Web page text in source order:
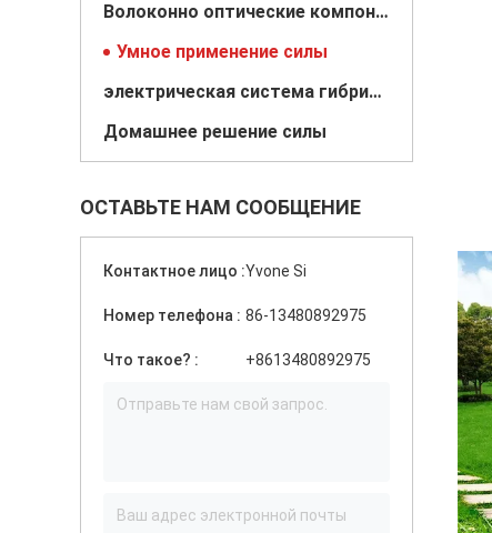
Волоконно оптические компоненты
Умное применение силы
электрическая система гибрида солнечного ветра
Домашнее решение силы
ОСТАВЬТЕ НАМ СООБЩЕНИЕ
Контактное лицо :Yvone Si
Номер телефона : 86-13480892975
Что такое? : +8613480892975